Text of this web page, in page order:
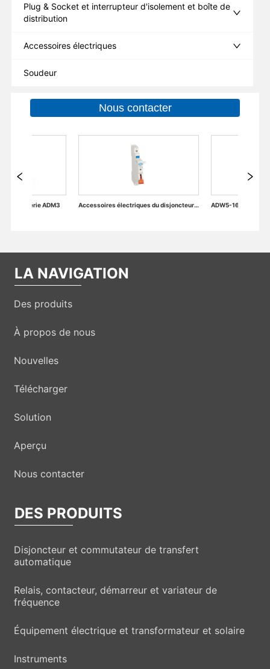
Plug & Socket et interrupteur d'isolement et boîte de
distribution
Accessoires électriques
Soudeur
Nous contacter
ADW5-1600 Disjoncteur intégré à cadre en plastique
LA NAVIGATION
Des produits
À propos de nous
Nouvelles
Télécharger
Solution
Aperçu
Nous contacter
DES PRODUITS
Disjoncteur et commutateur de transfert
automatique
Relais, contacteur, démarreur et variateur de
fréquence
Équipement électrique et transformateur et solaire
Instruments